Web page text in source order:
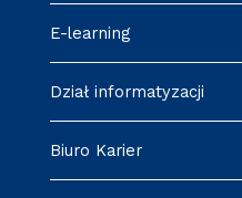
E-learning
Dział informatyzacji
Biuro Karier